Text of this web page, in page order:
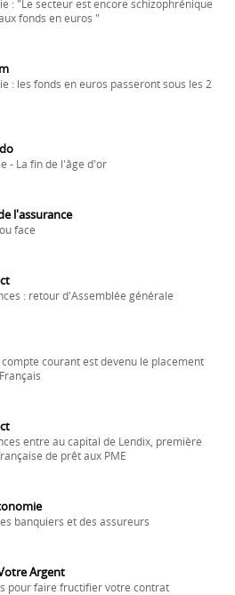
: "Le secteur est encore schizophrénique
fonds en euros "
: les fonds en euros passeront sous les 2
- La fin de l'âge d'or
l'assurance
face
: retour d'Assemblée générale
courant est devenu le placement
entre au capital de Lendix, première
de prêt aux PME
banquiers et des assureurs
Argent
pour faire fructifier votre contrat